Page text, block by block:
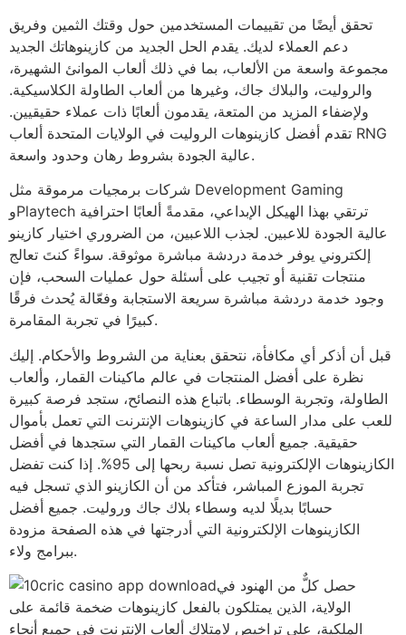
تحقق أيضًا من تقييمات المستخدمين حول وقتك الثمين وفريق
دعم العملاء لديك. يقدم الحل الجديد من كازينوهاتك الجديد
مجموعة واسعة من الألعاب، بما في ذلك ألعاب الموانئ الشهيرة،
والروليت، والبلاك جاك، وغيرها من ألعاب الطاولة الكلاسيكية.
ولإضفاء المزيد من المتعة، يقدمون ألعابًا ذات عملاء حقيقيين.
تقدم أفضل كازينوهات الروليت في الولايات المتحدة ألعاب RNG
عالية الجودة بشروط رهان وحدود واسعة.
شركات برمجيات مرموقة مثل Development Gaming
وPlaytech ترتقي بهذا الهيكل الإبداعي، مقدمةً ألعابًا احترافية
عالية الجودة للاعبين. لجذب اللاعبين، من الضروري اختيار كازينو
إلكتروني يوفر خدمة دردشة مباشرة موثوقة. سواءً كنتَ تعالج
منتجات تقنية أو تجيب على أسئلة حول عمليات السحب، فإن
وجود خدمة دردشة مباشرة سريعة الاستجابة وفعّالة يُحدث فرقًا
كبيرًا في تجربة المقامرة.
قبل أن أذكر أي مكافأة، نتحقق بعناية من الشروط والأحكام. إليك
نظرة على أفضل المنتجات في عالم ماكينات القمار، وألعاب
الطاولة، وتجربة الوسطاء. باتباع هذه النصائح، ستجد فرصة كبيرة
للعب على مدار الساعة في كازينوهات الإنترنت التي تعمل بأموال
حقيقية. جميع ألعاب ماكينات القمار التي ستجدها في أفضل
الكازينوهات الإلكترونية تصل نسبة ربحها إلى 95%. إذا كنت تفضل
تجربة الموزع المباشر، فتأكد من أن الكازينو الذي تسجل فيه
حسابًا بديلًا لديه وسطاء بلاك جاك وروليت. جميع أفضل
الكازينوهات الإلكترونية التي أدرجتها في هذه الصفحة مزودة
ببرامج ولاء.
حصل كلٌّ من الهنود في
الولاية، الذين يمتلكون بالفعل كازينوهات ضخمة قائمة على
الملكية، على تراخيص لامتلاك ألعاب الإنترنت في جميع أنحاء